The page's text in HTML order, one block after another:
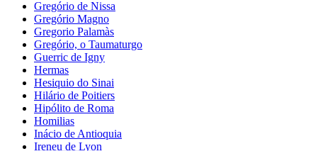
Gregório de Nissa
Gregório Magno
Gregorio Palamàs
Gregório, o Taumaturgo
Guerric de Igny
Hermas
Hesiquio do Sinai
Hilário de Poitiers
Hipólito de Roma
Homilias
Inácio de Antioquia
Ireneu de Lyon